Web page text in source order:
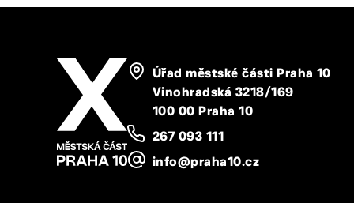
Úřad městské části Praha 10
Vinohradská 3218/169
100 00 Praha 10
267 093 111
info@praha10.cz